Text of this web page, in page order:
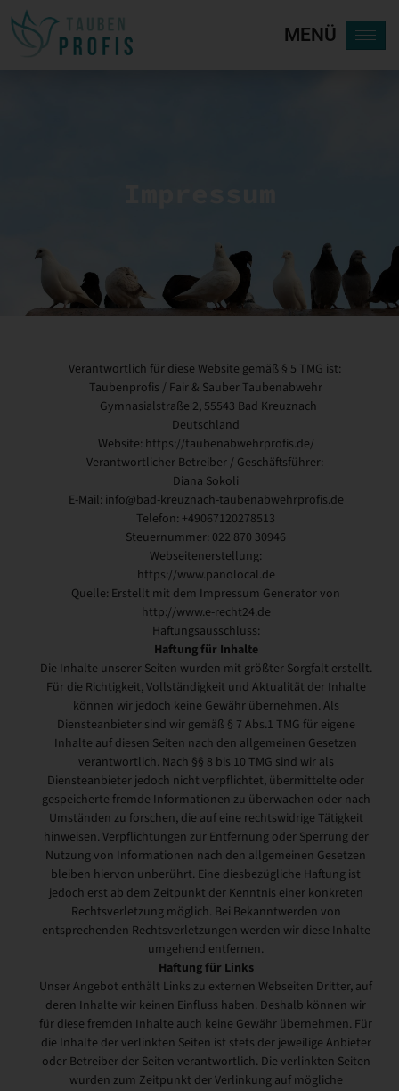
MENÜ
Verantwortlich für diese Website gemäß § 5 TMG ist:
Taubenprofis / Fair & Sauber Taubenabwehr
Gymnasialstraße 2, 55543 Bad Kreuznach
Deutschland
Website: https://taubenabwehrprofis.de/
Verantwortlicher Betreiber / Geschäftsführer:
Diana Sokoli
E-Mail: info@bad-kreuznach-taubenabwehrprofis.de
Telefon: +49067120278513
Steuernummer: 022 870 30946
Webseitenerstellung:
https://www.panolocal.de
Quelle: Erstellt mit dem Impressum Generator von
http://www.e-recht24.de
Haftungsausschluss:
Haftung für Inhalte
Die Inhalte unserer Seiten wurden mit größter Sorgfalt erstellt.
Für die Richtigkeit, Vollständigkeit und Aktualität der Inhalte
können wir jedoch keine Gewähr übernehmen. Als
Diensteanbieter sind wir gemäß § 7 Abs.1 TMG für eigene
Inhalte auf diesen Seiten nach den allgemeinen Gesetzen
verantwortlich. Nach §§ 8 bis 10 TMG sind wir als
Diensteanbieter jedoch nicht verpflichtet, übermittelte oder
gespeicherte fremde Informationen zu überwachen oder nach
Umständen zu forschen, die auf eine rechtswidrige Tätigkeit
hinweisen. Verpflichtungen zur Entfernung oder Sperrung der
Nutzung von Informationen nach den allgemeinen Gesetzen
bleiben hiervon unberührt. Eine diesbezügliche Haftung ist
jedoch erst ab dem Zeitpunkt der Kenntnis einer konkreten
Rechtsverletzung möglich. Bei Bekanntwerden von
entsprechenden Rechtsverletzungen werden wir diese Inhalte
umgehend entfernen.
Haftung für Links
Unser Angebot enthält Links zu externen Webseiten Dritter, auf
deren Inhalte wir keinen Einfluss haben. Deshalb können wir
für diese fremden Inhalte auch keine Gewähr übernehmen. Für
die Inhalte der verlinkten Seiten ist stets der jeweilige Anbieter
oder Betreiber der Seiten verantwortlich. Die verlinkten Seiten
wurden zum Zeitpunkt der Verlinkung auf mögliche